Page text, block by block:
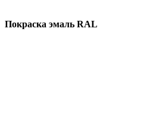
Покраска эмаль RAL